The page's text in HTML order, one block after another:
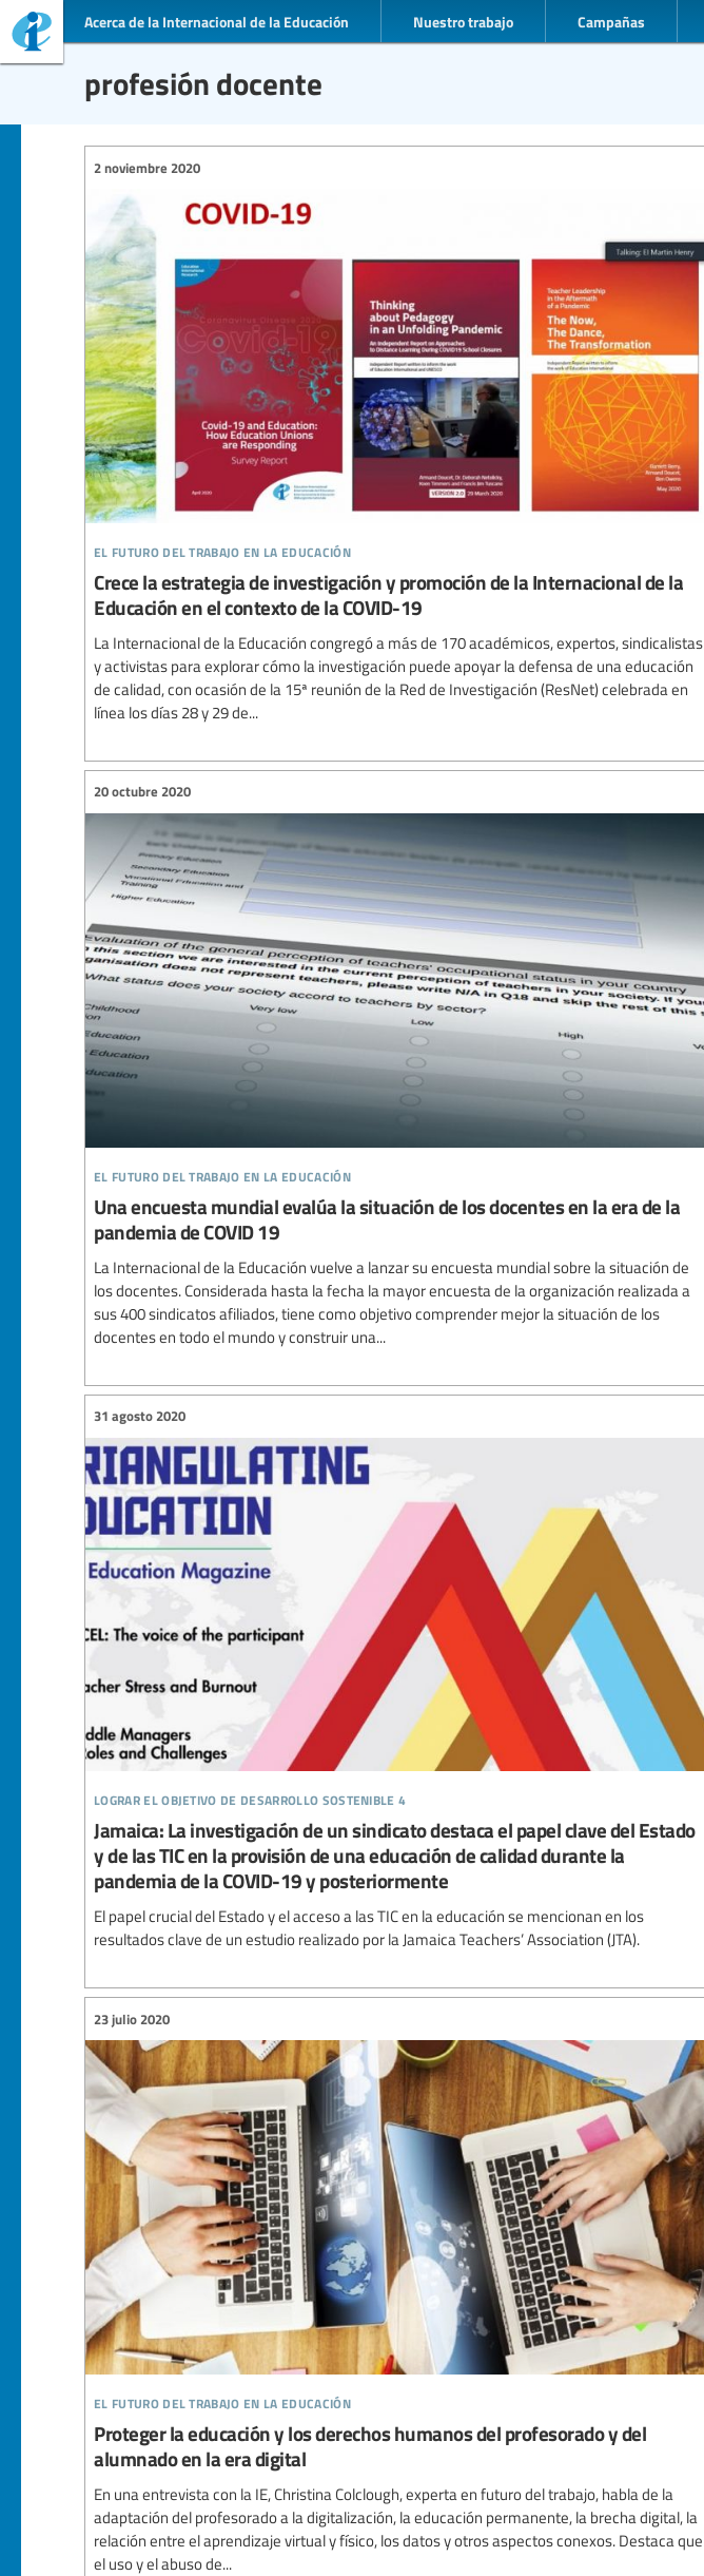
Acerca de la Internacional de la Educación Nuestro trabajo Campañas
profesión docente
el futuro del trabajo en la educación
2 noviembre 2020
Crece la estrategia de investigación y promoción de la Internacional de la
Educación en el contexto de la COVID-19
La Internacional de la Educación congregó a más de 170 académicos, expertos, sindicalistas
y activistas para explorar cómo la investigación puede apoyar la defensa de una educación
de calidad, con ocasión de la 15ª reunión de la Red de Investigación (ResNet) celebrada en
línea los días 28 y 29 de...
el futuro del trabajo en la educación
20 octubre 2020
Una encuesta mundial evalúa la situación de los docentes en la era de la
pandemia de COVID 19
La Internacional de la Educación vuelve a lanzar su encuesta mundial sobre la situación de
los docentes. Considerada hasta la fecha la mayor encuesta de la organización realizada a
sus 400 sindicatos afiliados, tiene como objetivo comprender mejor la situación de los
docentes en todo el mundo y construir una...
lograr el objetivo de desarrollo sostenible 4
31 agosto 2020
Jamaica: La investigación de un sindicato destaca el papel clave del Estado
y de las TIC en la provisión de una educación de calidad durante la
pandemia de la COVID-19 y posteriormente
El papel crucial del Estado y el acceso a las TIC en la educación se mencionan en los
resultados clave de un estudio realizado por la Jamaica Teachers’ Association (JTA).
el futuro del trabajo en la educación
23 julio 2020
Proteger la educación y los derechos humanos del profesorado y del
alumnado en la era digital
En una entrevista con la IE, Christina Colclough, experta en futuro del trabajo, habla de la
adaptación del profesorado a la digitalización, la educación permanente, la brecha digital, la
relación entre el aprendizaje virtual y físico, los datos y otros aspectos conexos. Destaca que
el uso y el abuso de...